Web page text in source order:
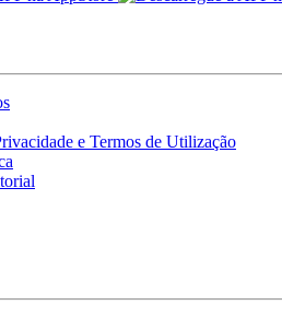
e Termos de Utilização